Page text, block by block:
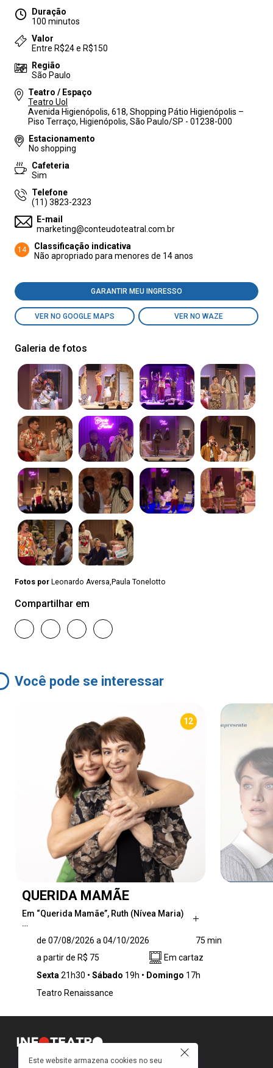
Duração
100 minutos
Valor
Entre R$24 e R$150
Região
São Paulo
Teatro / Espaço
Teatro Uol
Avenida Higienópolis, 618, Shopping Pátio Higienópolis –
Piso Terraço, Higienópolis, São Paulo/SP - 01238-000
Estacionamento
No shopping
Cafeteria
Sim
Telefone
(11) 3823-2323
E-mail
marketing@conteudoteatral.com.br
14
Classificação indicativa
Não apropriado para menores de 14 anos
GARANTIR MEU INGRESSO
VER NO GOOGLE MAPS VER NO WAZE
Galeria de fotos
Fotos por Leonardo Aversa,Paula Tonelotto
Compartilhar em
Você pode se interessar
12
QUERIDA MAMÃE
Em “Querida Mamãe”, Ruth (Nívea Maria)
…
Helô (Regiane Alves) se veem diante de um
reencontro atravessado por memórias,
mágoas e afeto. Entre conflitos do presente e
expõem suas diferenças, fragilidades e
os silêncios que afastam e o amor que insiste
de 07/08/2026 a 04/10/2026
75 min
a partir de R$ 75
Em cartaz
Sexta 21h30 Sábado 19h Domingo 17h
Teatro Renaissance
Este website armazena cookies no seu